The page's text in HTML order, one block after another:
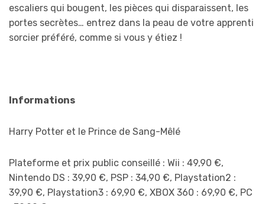
escaliers qui bougent, les pièces qui disparaissent, les
portes secrètes… entrez dans la peau de votre apprenti
sorcier préféré, comme si vous y étiez !
Informations
Harry Potter et le Prince de Sang-Mêlé
Plateforme et prix public conseillé : Wii : 49,90 €,
Nintendo DS : 39,90 €, PSP : 34,90 €, Playstation2 :
39,90 €, Playstation3 : 69,90 €, XBOX 360 : 69,90 €, PC